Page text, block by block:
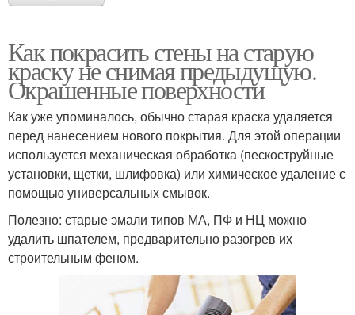
Как покрасить стены на старую
краску не снимая предыдущую.
Окрашенные поверхности
Как уже упоминалось, обычно старая краска удаляется
перед нанесением нового покрытия. Для этой операции
используется механическая обработка (пескоструйные
установки, щетки, шлифовка) или химическое удаление с
помощью универсальных смывок.
Полезно: старые эмали типов МА, ПФ и НЦ можно
удалить шпателем, предварительно разогрев их
строительным феном.